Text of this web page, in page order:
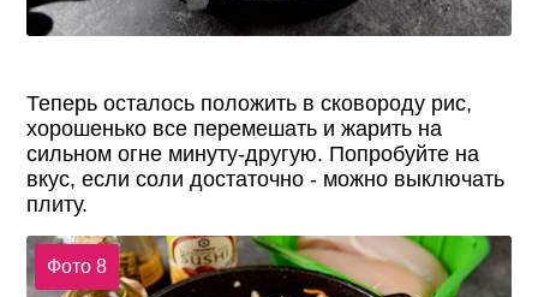
Теперь осталось положить в сковороду рис,
хорошенько все перемешать и жарить на
сильном огне минуту-другую. Попробуйте на
вкус, если соли достаточно - можно выключать
плиту.
Фото 8